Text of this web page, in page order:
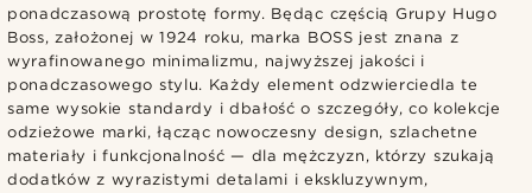
ponadczasową prostotę formy. Będąc częścią Grupy Hugo
Boss, założonej w 1924 roku, marka BOSS jest znana z
wyrafinowanego minimalizmu, najwyższej jakości i
ponadczasowego stylu. Każdy element odzwierciedla te
same wysokie standardy i dbałość o szczegóły, co kolekcje
odzieżowe marki, łącząc nowoczesny design, szlachetne
materiały i funkcjonalność — dla mężczyzn, którzy szukają
dodatków z wyrazistymi detalami i ekskluzywnym,